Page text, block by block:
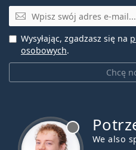
E-mail
Chcę
Wysyłając, zgadzasz się na
osobowych.
We also